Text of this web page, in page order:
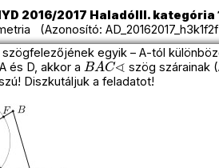
2016/2017 HaladóIII.
(Azonosító:
egyik – A-tól
és D, akkor a
BAC∢
szög szárainak
Diszkutáljuk a feladatot!